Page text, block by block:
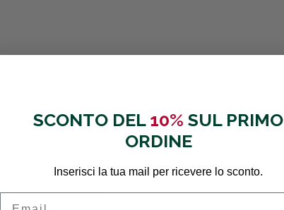
vivamente
SCONTO DEL 10% SUL PRIMO
ORDINE
Inserisci la tua mail per ricevere lo sconto.